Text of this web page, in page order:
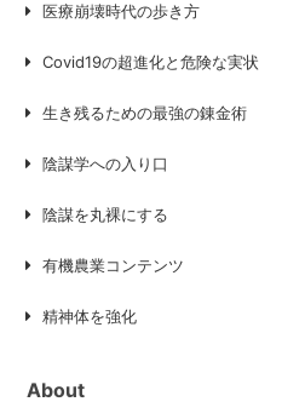
医療崩壊時代の歩き方
Covid19の超進化と危険な実状
生き残るための最強の錬金術
陰謀学への入り口
陰謀を丸裸にする
有機農業コンテンツ
精神体を強化
About